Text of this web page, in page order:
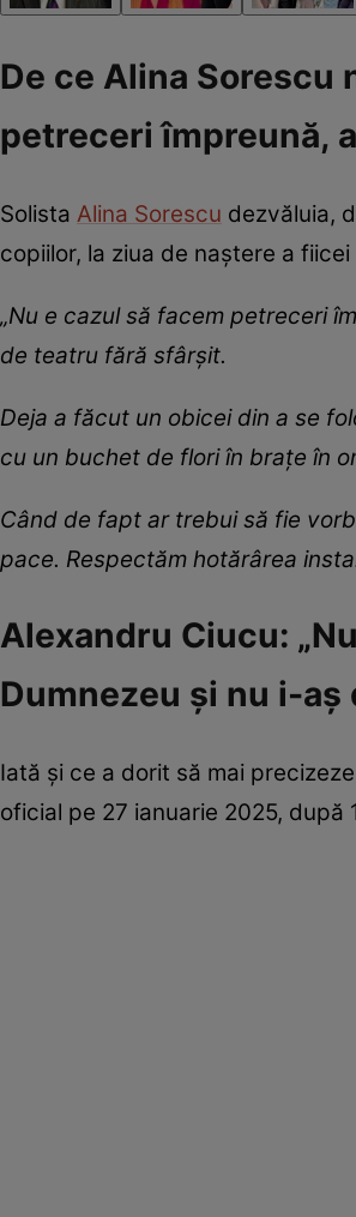
De ce Alina Sorescu
petreceri împreună,
Solista Alina Sorescu dezvăluia,
copiilor, la ziua de naștere a fiicei
„Nu e cazul să facem petreceri
de teatru fără sfârșit.
Deja a făcut un obicei din a se
cu un buchet de flori în brațe în
Când de fapt ar trebui să fie
pace. Respectăm hotărârea
Alexandru Ciucu:
Dumnezeu și nu i-aș
Iată și ce a dorit să mai
oficial pe 27 ianuarie 2025, după